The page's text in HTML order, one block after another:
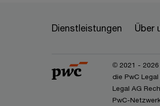
Dienstleistungen Über
© 2021 - 2026
die PwC
Legal AG
PwC-